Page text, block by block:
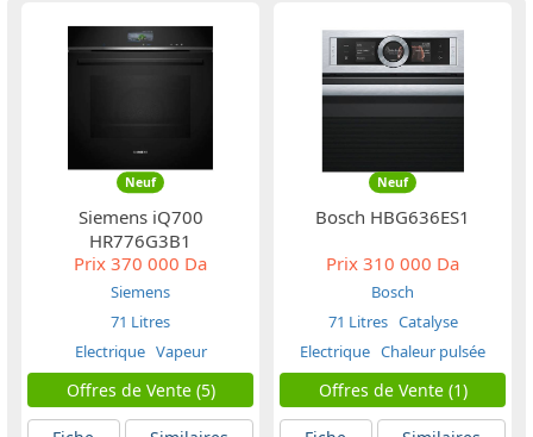
Neuf
Siemens iQ700
HR776G3B1
Prix 370 000 Da
Siemens
71 Litres
Electrique Vapeur
Offres de Vente (5)
Neuf
Bosch HBG636ES1
Prix 310 000 Da
Bosch
71 Litres Catalyse
Electrique Chaleur pulsée
Offres de Vente (1)